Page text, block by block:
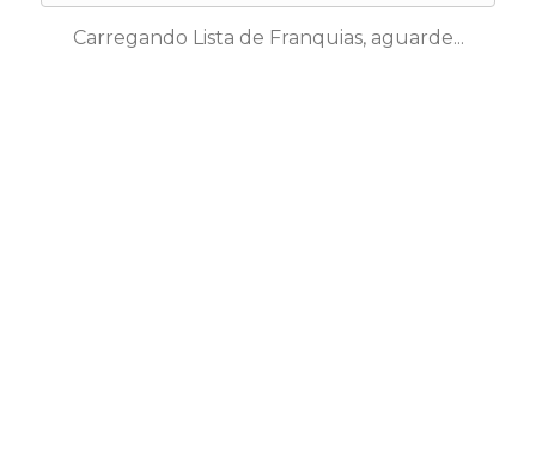
Carregando Lista de Franquias, aguarde...